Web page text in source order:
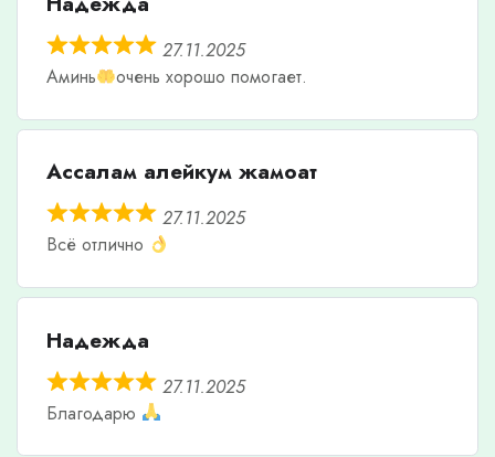
27.11.2025
Аминь
очень хорошо помогает.
Ассалам алейкум жамоат
27.11.2025
Всё отлично
Надежда
27.11.2025
Благодарю